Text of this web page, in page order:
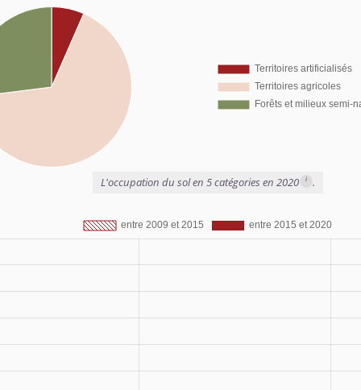
L'occupation du sol en 5 catégories en 2020 i .